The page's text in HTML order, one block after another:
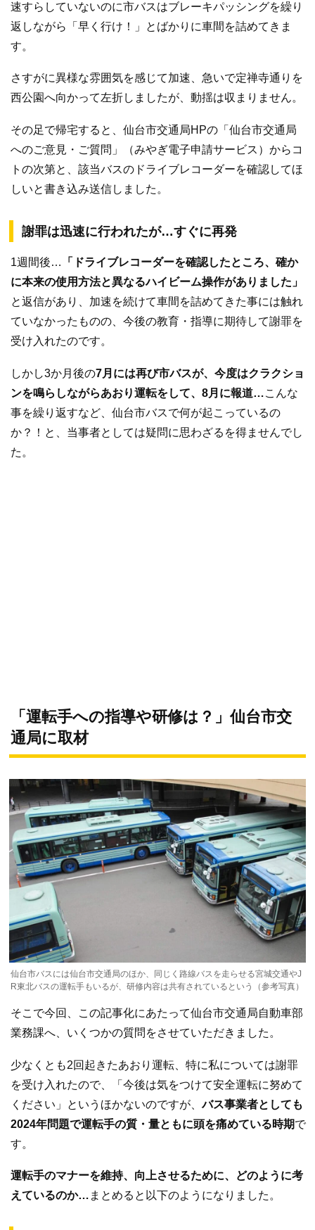
速すらしていないのに市バスはブレーキパッシングを繰り
返しながら「早く行け！」とばかりに車間を詰めてきま
す。
さすがに異様な雰囲気を感じて加速、急いで定禅寺通りを
西公園へ向かって左折しましたが、動揺は収まりません。
その足で帰宅すると、仙台市交通局HPの「仙台市交通局
へのご意見・ご質問」（みやぎ電子申請サービス）からコ
トの次第と、該当バスのドライブレコーダーを確認してほ
しいと書き込み送信しました。
謝罪は迅速に行われたが…すぐに再発
1週間後…
「ドライブレコーダーを確認したところ、確か
に本来の使用方法と異なるハイビーム操作がありました」
と返信があり、加速を続けて車間を詰めてきた事には触れ
ていなかったものの、今後の教育・指導に期待して謝罪を
受け入れたのです。
しかし3か月後の7月には再び市バスが、今度はクラクショ
ンを鳴らしながらあおり運転をして、8月に報道…こんな
事を繰り返すなど、仙台市バスで何が起こっているの
か？！と、当事者としては疑問に思わざるを得ませんでし
た。
「運転手への指導や研修は？」仙台市交
通局に取材
仙台市バスには仙台市交通局のほか、同じく路線バスを走らせる宮城交通やJ
R東北バスの運転手もいるが、研修内容は共有されているという（参考写真）
そこで今回、この記事化にあたって仙台市交通局自動車部
業務課へ、いくつかの質問をさせていただきました。
少なくとも2回起きたあおり運転、特に私については謝罪
を受け入れたので、「今後は気をつけて安全運転に努めて
ください」というほかないのですが、バス事業者としても
2024年問題で運転手の質・量ともに頭を痛めている時期で
す。
運転手のマナーを維持、向上させるために、どのように考
えているのか… まとめると以下のようになりました。